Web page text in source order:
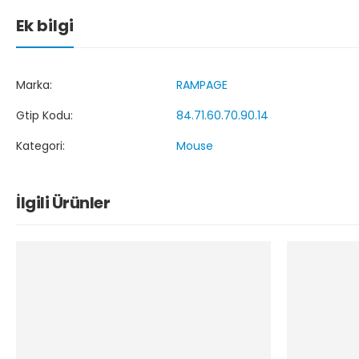
Ek bilgi
Marka:
RAMPAGE
Gtip Kodu:
84.71.60.70.90.14
Kategori:
Mouse
İlgili Ürünler